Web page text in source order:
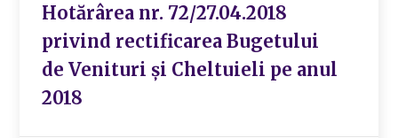
Hotărârea nr. 72/27.04.2018
privind rectificarea Bugetului
de Venituri și Cheltuieli pe anul
2018